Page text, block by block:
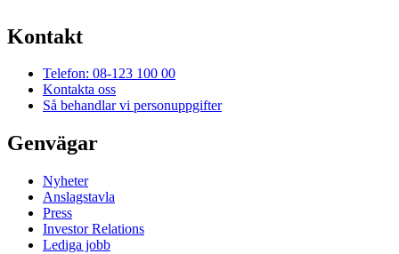
Kontakt
Telefon: 08-123 100 00
Kontakta oss
Så behandlar vi personuppgifter
Genvägar
Nyheter
Anslagstavla
Press
Investor Relations
Lediga jobb